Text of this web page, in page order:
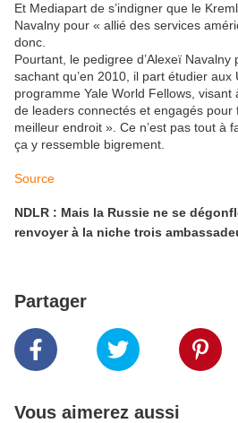
Et Mediapart de s’indigner que le
Navalny pour « allié des services
donc.
Pourtant, le pedigree d’Alexeï Navalny
sachant qu’en 2010, il part étudier aux
programme Yale World Fellows, visant
de leaders connectés et engagés pour
meilleur endroit ». Ce n’est pas tout à
ça y ressemble bigrement.
Source
NDLR : Mais la Russie ne se
renvoyer à la niche trois
Partager
Vous aimerez aussi